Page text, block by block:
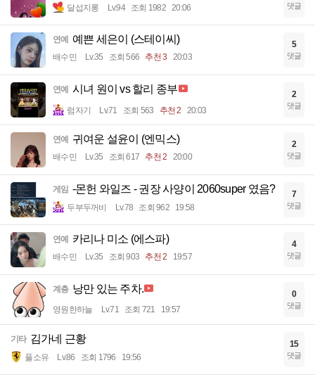
달섭지롱 Lv.94 조회 1982 20:06 댓글
연예 예쁜 세은이 (스테이씨)
배수민 Lv.35 조회 566 추천 3 20:03
5
댓글
연예 시녀 원이 vs 할리 종부
럼자기 Lv.71 조회 563 추천 2 20:03
2
댓글
연예 귀여운 설윤이 (엔믹스)
배수민 Lv.35 조회 617 추천 2 20:00
2
댓글
게임 -몬헌 와일즈 - 권장 사양이 2060super 였음?
두부두꺼비 Lv.78 조회 962 19:58
7
댓글
연예 카리나 미소 (에스파)
배수민 Lv.35 조회 903 추천 2 19:57
4
댓글
계층 낭만 있는 주차.
영원한하늘 Lv.71 조회 721 19:57
0
댓글
기타 김가네 근황
풀소유 Lv.86 조회 1796 19:56
15
댓글